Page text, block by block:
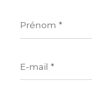
*
mail
*